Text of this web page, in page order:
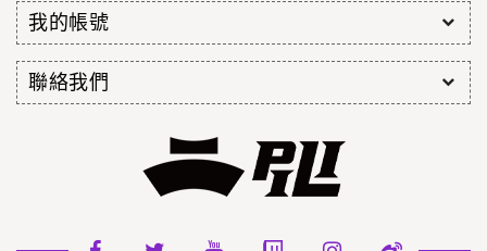
我的帳號
聯絡我們